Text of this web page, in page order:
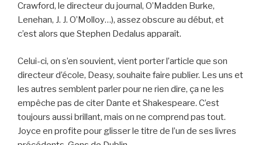
Crawford, le directeur du journal, O’Madden Burke,
Lenehan, J. J. O’Molloy…), assez obscure au début, et
c’est alors que Stephen Dedalus apparaît.
Celui-ci, on s’en souvient, vient porter l’article que son
directeur d’école, Deasy, souhaite faire publier. Les uns et
les autres semblent parler pour ne rien dire, ça ne les
empêche pas de citer Dante et Shakespeare. C’est
toujours aussi brillant, mais on ne comprend pas tout.
Joyce en profite pour glisser le titre de l’un de ses livres